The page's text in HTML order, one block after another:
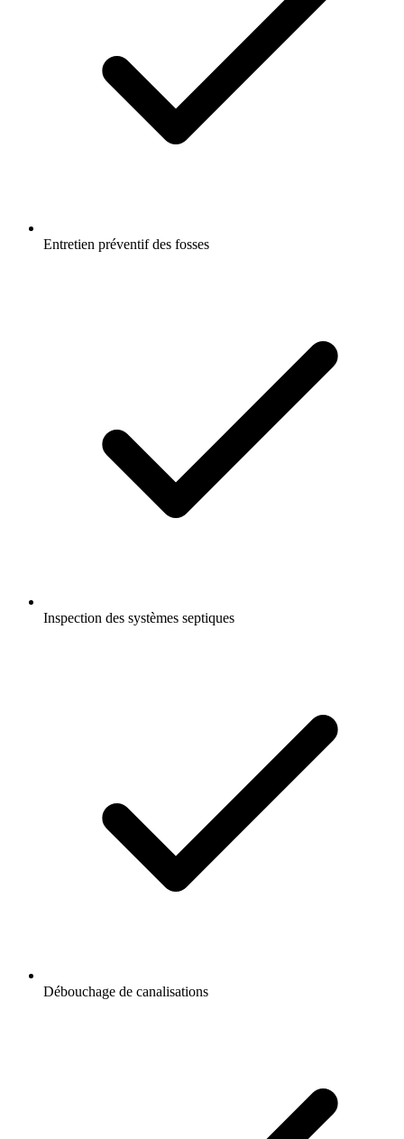
Entretien préventif des fosses
Inspection des systèmes septiques
Débouchage de canalisations